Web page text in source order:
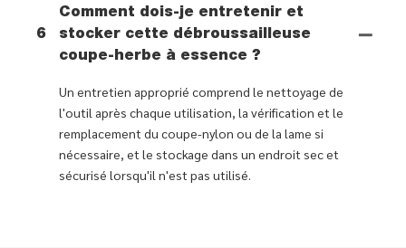
6
Comment dois-je entretenir et
stocker cette débroussailleuse
coupe-herbe à essence ?
Un entretien approprié comprend le nettoyage de
l'outil après chaque utilisation, la vérification et le
remplacement du coupe-nylon ou de la lame si
nécessaire, et le stockage dans un endroit sec et
sécurisé lorsqu'il n'est pas utilisé.